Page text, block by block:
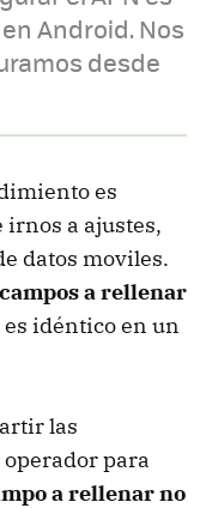
Android. Nos
desde
es
irnos a ajustes,
datos moviles.
a rellenar
es idéntico en un
las
para
a rellenar no